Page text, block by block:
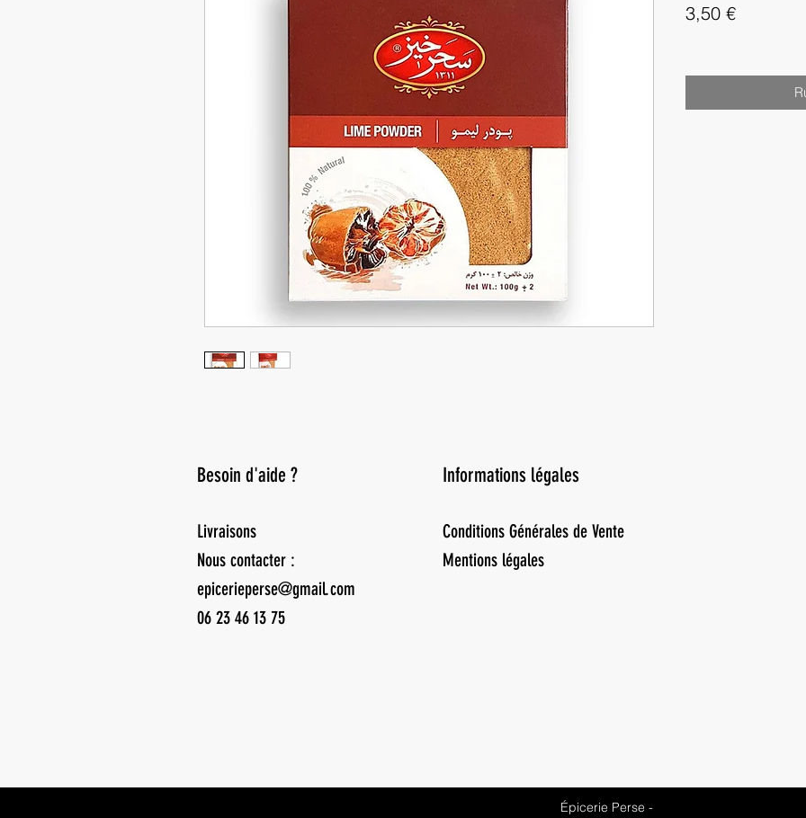
3,50 €Prix
Besoin d'aide ?
Livraisons
Nous contacter :
epicerieperse@gmail.com
06 23 46 13 75
Informations légales
Conditions Générales de Vente
Mentions légales
Épicerie Perse -